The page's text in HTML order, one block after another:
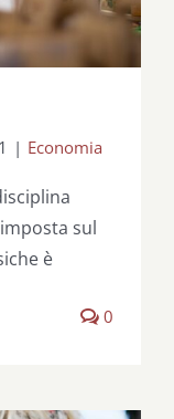
| Economia
sul
è
0